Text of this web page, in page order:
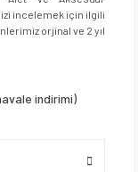
incelemek için ilgili
orjinal ve 2 yıl
indirimi)